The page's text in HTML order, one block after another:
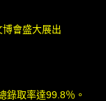
博會盛大展出
錄取率達99.8％。